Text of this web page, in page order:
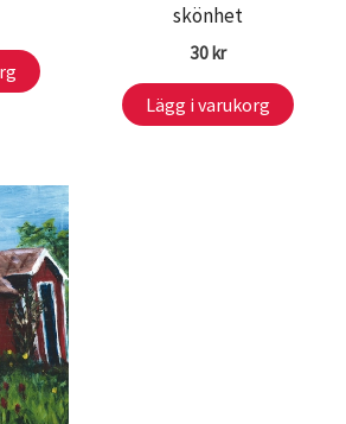
skönhet
30kr
Lägg i varukorg